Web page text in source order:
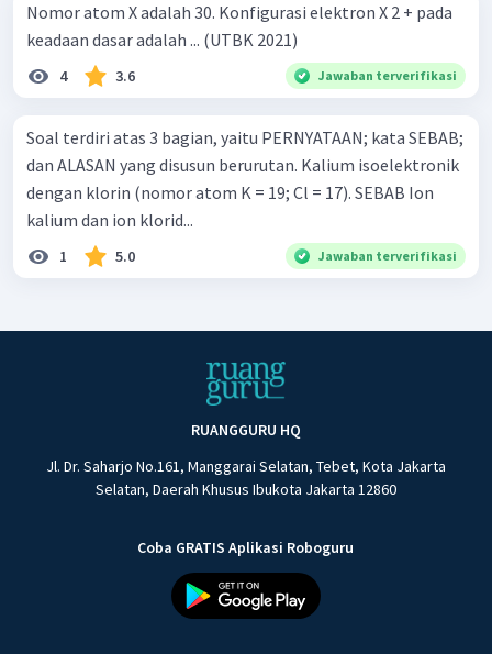
Nomor atom X adalah 30. Konfigurasi elektron X 2 + pada
keadaan dasar adalah ... (UTBK 2021)
4 3.6 Jawaban terverifikasi
Soal terdiri atas 3 bagian, yaitu PERNYATAAN; kata SEBAB;
dan ALASAN yang disusun berurutan. Kalium isoelektronik
dengan klorin (nomor atom K = 19; Cl = 17). SEBAB Ion
kalium dan ion klorid...
1 5.0 Jawaban terverifikasi
RUANGGURU HQ
Jl. Dr. Saharjo No.161, Manggarai Selatan, Tebet, Kota Jakarta
Selatan, Daerah Khusus Ibukota Jakarta 12860
Coba GRATIS Aplikasi Roboguru